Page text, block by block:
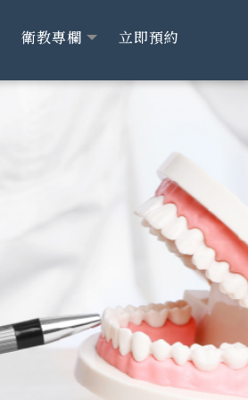
衛教專欄 立即預約